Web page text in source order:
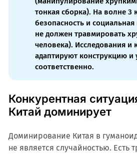
тонкая сборка). На волне 3
безопасность и
не должен травмировать
человека). Исследования и
адаптируют конструкцию и
соответственно.
Конкурентная
Китай доминирует
Доминирование Китая в
не является случайностью. Есть